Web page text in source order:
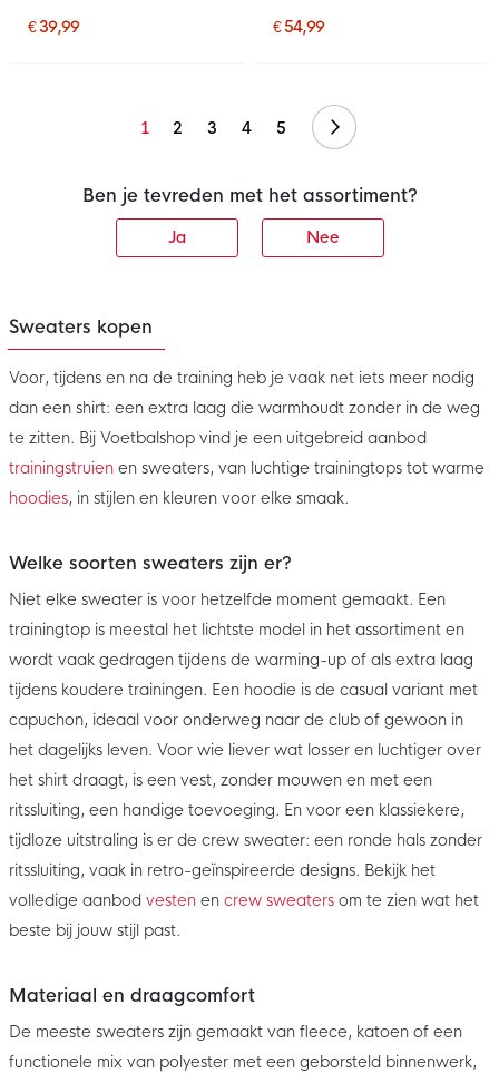
€ 39,99
Wit
€ 54,99
1 2 3 4 5 Volgende
Ben je tevreden met het assortiment?
Ja Nee
Sweaters kopen
Voor, tijdens en na de training heb je vaak net iets meer nodig
dan een shirt: een extra laag die warmhoudt zonder in de weg
te zitten. Bij Voetbalshop vind je een uitgebreid aanbod
trainingstruien en sweaters, van luchtige trainingtops tot warme
hoodies, in stijlen en kleuren voor elke smaak.
Welke soorten sweaters zijn er?
Niet elke sweater is voor hetzelfde moment gemaakt. Een
trainingtop is meestal het lichtste model in het assortiment en
wordt vaak gedragen tijdens de warming-up of als extra laag
tijdens koudere trainingen. Een hoodie is de casual variant met
capuchon, ideaal voor onderweg naar de club of gewoon in
het dagelijks leven. Voor wie liever wat losser en luchtiger over
het shirt draagt, is een vest, zonder mouwen en met een
ritssluiting, een handige toevoeging. En voor een klassiekere,
tijdloze uitstraling is er de crew sweater: een ronde hals zonder
ritssluiting, vaak in retro-geïnspireerde designs. Bekijk het
volledige aanbod vesten en crew sweaters om te zien wat het
beste bij jouw stijl past.
Materiaal en draagcomfort
De meeste sweaters zijn gemaakt van fleece, katoen of een
functionele mix van polyester met een geborsteld binnenwerk,